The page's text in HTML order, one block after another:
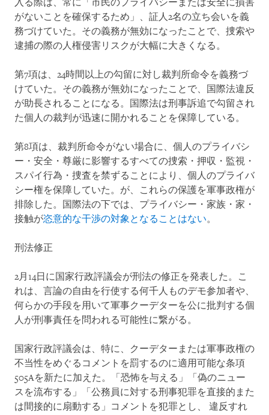
入る際は、常に「市民のプライバシーまたは安全に損害
がないことを確保するため」、証人2名の立ち会いを義
務づけていた。その義務が無効になったことで、捜索や
逮捕の際の人権侵害リスクが大幅に大きくなる。
第7項は、24時間以上の勾留に対し裁判所命令を義務づ
けていた。その義務が無効になったことで、国際法違反
が助長されることになる。国際法は刑事訴追で勾留され
た個人の裁判が迅速に開かれることを保障している。
第8項は、裁判所命令がない場合に、個人のプライバシ
ー・安全・尊厳に影響するすべての捜索・押収・監視・
スパイ行為・捜査を禁ずることにより、個人のプライバ
シー権を保障していた。が、これらの保護を軍事政権が
排除した。国際法の下では、プライバシー・家族・家・
接触が恣意的な干渉の対象となることはない。
刑法修正
2月14日に国家行政評議会が刑法の修正を発表した。こ
れは、言論の自由を行使する何千人ものデモ参加者や、
何らかの手段を用いて軍事クーデターを公に批判する個
人が刑事責任を問われる可能性に繋がる。
国家行政評議会は、特に、クーデターまたは軍事政権の
不当性をめぐるコメントを罰するのに適用可能な条項
505Aを新たに加えた。「恐怖を与える」「偽のニュー
スを流布する」「公務員に対する刑事犯罪を直接的また
は間接的に扇動する」コメントを犯罪とし、 違反すれ